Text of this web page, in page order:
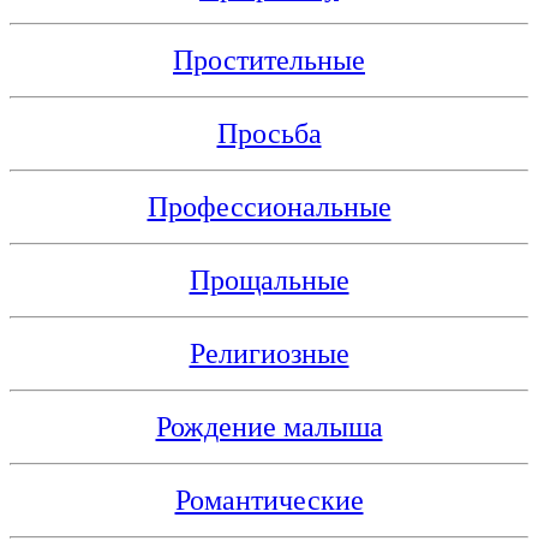
Простительные
Просьба
Профессиональные
Прощальные
Религиозные
Рождение малыша
Романтические